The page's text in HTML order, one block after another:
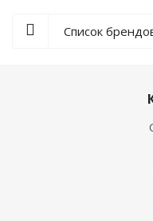
Список